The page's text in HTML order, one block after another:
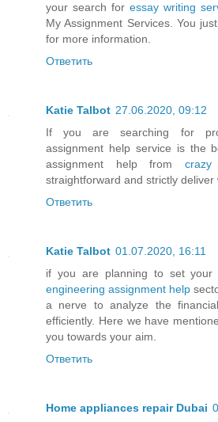
your search for essay writing
My Assignment Services. You
for more information.
Ответить
Katie Talbot 27.06.2020, 09:12
If you are searching for
assignment help service is the
assignment help from
straightforward and strictly deliver
Ответить
Katie Talbot 01.07.2020, 16:11
if you are planning to set
engineering assignment help
a nerve to analyze the
efficiently. Here we have
you towards your aim.
Ответить
Home appliances repair Dubai